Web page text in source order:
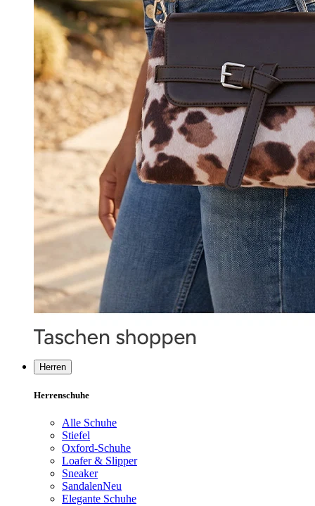
Herren
Herrenschuhe
Alle Schuhe
Stiefel
Oxford-Schuhe
Loafer & Slipper
Sneaker
SandalenNeu
Elegante Schuhe